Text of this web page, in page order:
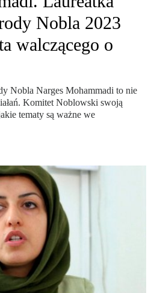
Nobla 2023
walczącego o
Nobla Narges Mohammadi to nie
Komitet Noblowski swoją
tematy są ważne we